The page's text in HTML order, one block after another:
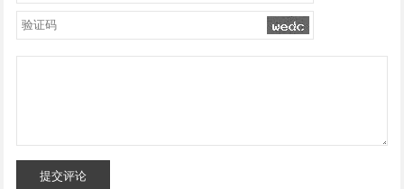
提交评论